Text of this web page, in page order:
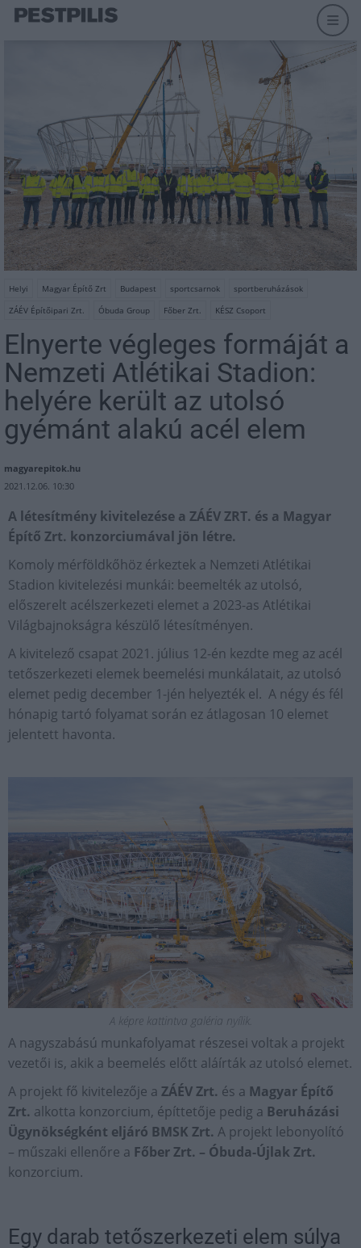
Helyi Magyar Építő Zrt Budapest sportcsarnok
sportberuházások
ZÁÉV Építőipari Zrt.
Óbuda Group Főber Zrt. KÉSZ Csoport
Elnyerte végleges formáját a
Nemzeti Atlétikai Stadion:
helyére került az utolsó
gyémánt alakú acél elem
magyarepitok.hu
2021.12.06. 10:30
A létesítmény kivitelezése a ZÁÉV ZRT. és a Magyar
Építő Zrt. konzorciumával jön létre.
Komoly mérföldkőhöz érkeztek a Nemzeti Atlétikai
Stadion kivitelezési munkái: beemelték az utolsó,
előszerelt acélszerkezeti elemet a 2023-as Atlétikai
Világbajnokságra készülő létesítményen.
A kivitelező csapat 2021. július 12-én kezdte meg az acél
tetőszerkezeti elemek beemelési munkálatait, az utolsó
elemet pedig december 1-jén helyezték el. A négy és fél
hónapig tartó folyamat során ez átlagosan 10 elemet
jelentett havonta.
A képre kattintva galéria nyílik.
A nagyszabású munkafolyamat részesei voltak a projekt
vezetői is, akik a beemelés előtt aláírták az utolsó elemet.
A projekt fő kivitelezője a ZÁÉV Zrt. és a Magyar Építő
Zrt. alkotta konzorcium, építtetője pedig a Beruházási
Ügynökségként eljáró BMSK Zrt. A projekt lebonyolító
– műszaki ellenőre a Főber Zrt. – Óbuda-Újlak Zrt.
konzorcium.
Egy darab tetőszerkezeti elem súlya